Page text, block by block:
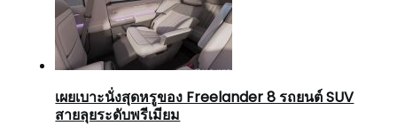
เผยเบาะนั่งสุดหรูของ Freelander 8 รถยนต์ SUV
สายลุยระดับพรีเมียม